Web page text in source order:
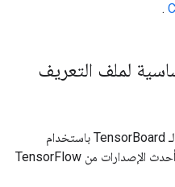
.
لملف التعريف
قم بتثبيت البرنامج المساعد Profiler لـ TensorBoard باستخدام
النقطة. لاحظ أن ملف التعريف يتطلب أحدث الإصدارات من TensorFlow